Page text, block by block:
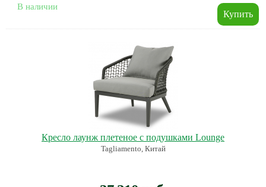
В наличии
Кресло лаунж плетеное с подушками Lounge
Tagliamento, Китай